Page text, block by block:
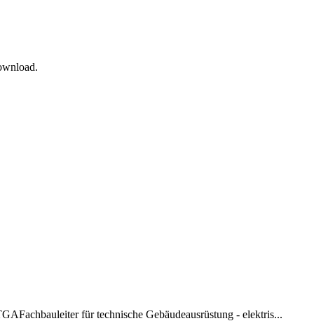
Fachbauleiter für technische Gebäudeausrüstung - elektris...